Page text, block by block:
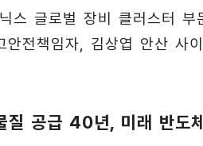
스 글로벌 장비 클러스터
전책임자, 김상엽 안산 사
질 공급 40년, 미래 반도